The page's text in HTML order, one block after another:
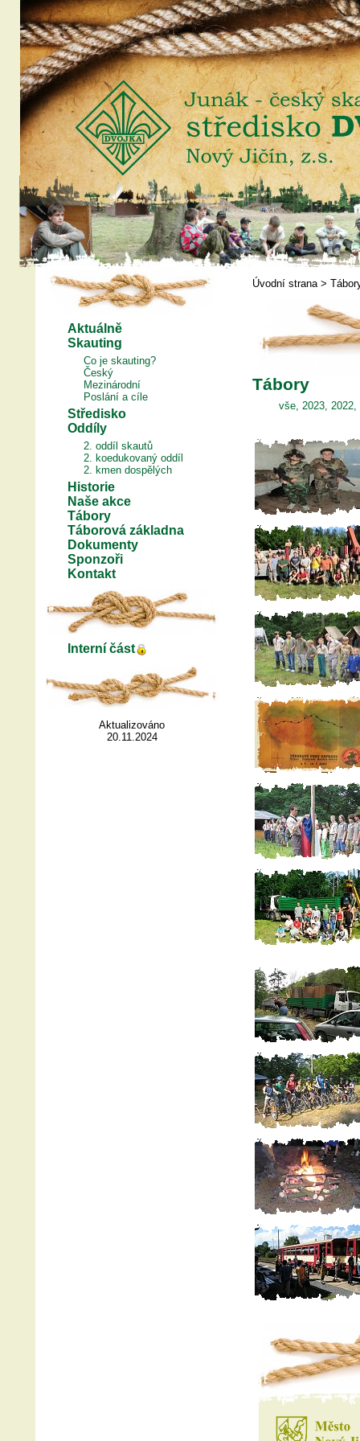
Aktuálně
Skauting
Co je skauting?
Český
Mezinárodní
Poslání a cíle
Středisko
Oddíly
2. oddíl skautů
2. koedukovaný oddíl
2. kmen dospělých
Historie
Naše akce
Tábory
Táborová základna
Dokumenty
Sponzoři
Kontakt
Interní část
Aktualizováno
20.11.2024
Úvodní strana>
Tábory
vše, 2023, 2022,